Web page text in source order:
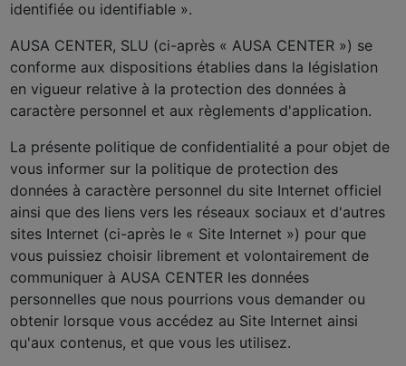
identifiée ou identifiable ».
AUSA CENTER, SLU (ci-après « AUSA CENTER ») se
conforme aux dispositions établies dans la législation
en vigueur relative à la protection des données à
caractère personnel et aux règlements d'application.
La présente politique de confidentialité a pour objet de
vous informer sur la politique de protection des
données à caractère personnel du site Internet officiel
ainsi que des liens vers les réseaux sociaux et d'autres
sites Internet (ci-après le « Site Internet ») pour que
vous puissiez choisir librement et volontairement de
communiquer à AUSA CENTER les données
personnelles que nous pourrions vous demander ou
obtenir lorsque vous accédez au Site Internet ainsi
qu'aux contenus, et que vous les utilisez.